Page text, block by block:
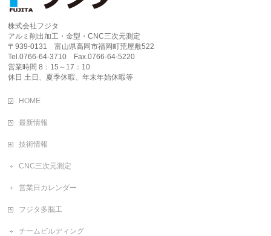
株式会社フジタ
アルミ削出加工・金型・CNC三次元測定
〒939-0131 富山県高岡市福岡町荒屋敷522
Tel.0766-64-3710 Fax.0766-64-5220
営業時間 8：15～17：10
休日 土日、夏季休暇、年末年始休暇等
HOME
最新情報
技術情報
CNC三次元測定
営業日カレンダー
フジタ多脳工
チームビルディング